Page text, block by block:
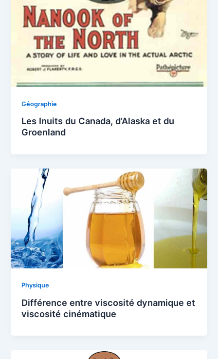
Géographie
Les Inuits du Canada, d’Alaska et du
Groenland
Physique
Différence entre viscosité dynamique et
viscosité cinématique